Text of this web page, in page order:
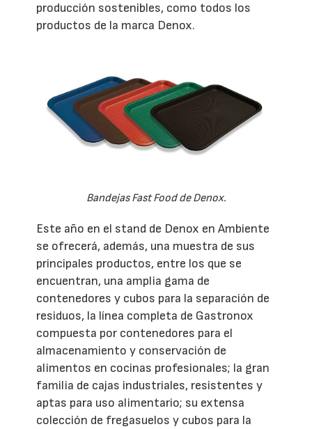
producción sostenibles, como todos los
productos de la marca Denox.
Bandejas Fast Food de Denox.
Este año en el stand de Denox en Ambiente
se ofrecerá, además, una muestra de sus
principales productos, entre los que se
encuentran, una amplia gama de
contenedores y cubos para la separación de
residuos, la línea completa de Gastronox
compuesta por contenedores para el
almacenamiento y conservación de
alimentos en cocinas profesionales; la gran
familia de cajas industriales, resistentes y
aptas para uso alimentario; su extensa
colección de fregasuelos y cubos para la